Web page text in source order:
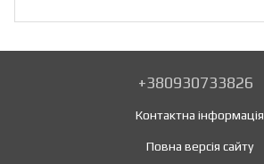
+380930733826
Контактна інформація
Повна версія сайту